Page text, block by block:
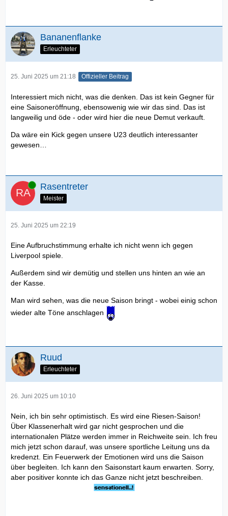
Bananenflanke
Erleuchteter
25. Juni 2025 um 21:18 Offizieller Beitrag
Interessiert mich nicht, was die denken. Das ist kein Gegner für
eine Saisoneröffnung, ebensowenig wie wir das sind. Das ist
langweilig und öde - oder wird hier die neue Demut verkauft.
Da wäre ein Kick gegen unsere U23 deutlich interessanter
gewesen…
Online Rasentreter
Meister
25. Juni 2025 um 22:19
Eine Aufbruchstimmung erhalte ich nicht wenn ich gegen
Liverpool spiele.
Außerdem sind wir demütig und stellen uns hinten an wie an
der Kasse.
Man wird sehen, was die neue Saison bringt - wobei einig schon
wieder alte Töne anschlagen
Ruud
Erleuchteter
26. Juni 2025 um 10:10
Nein, ich bin sehr optimistisch. Es wird eine Riesen-Saison!
Über Klassenerhalt wird gar nicht gesprochen und die
internationalen Plätze werden immer in Reichweite sein. Ich freu
mich jetzt schon darauf, was unsere sportliche Leitung uns da
kredenzt. Ein Feuerwerk der Emotionen wird uns die Saison
über begleiten. Ich kann den Saisonstart kaum erwarten. Sorry,
aber positiver konnte ich das Ganze nicht jetzt beschreiben.